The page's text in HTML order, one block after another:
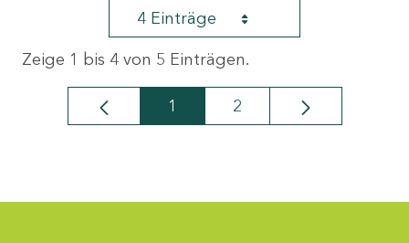
4 Einträge
Zeige 1 bis 4 von 5 Einträgen.
Seite
1 Seite
2